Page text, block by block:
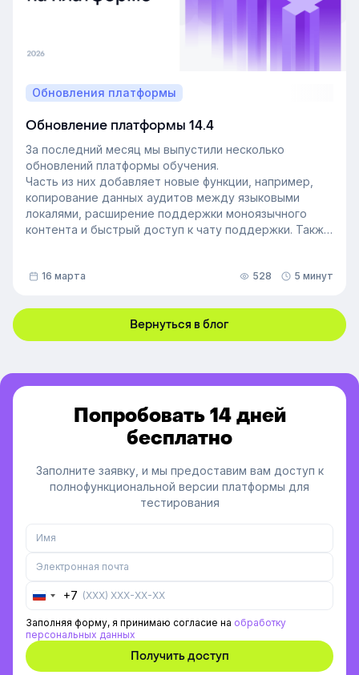
Обновления платформы
Обновление платформы 14.4
За последний месяц мы выпустили несколько
обновлений платформы обучения.
Часть из них добавляет новые функции, например,
копирование данных аудитов между языковыми
локалями, расширение поддержки моноязычного
контента и быстрый доступ к чату поддержки. Также
доступов, добавили фильтрацию данных по точному
платформы.
16 марта 528 5 минут
Вернуться в блог
Попробовать 14 дней
бесплатно
Заполните заявку, и мы предоставим вам доступ к
полнофункциональной версии платформы для
тестирования
Russia
+7
Заполняя форму, я принимаю согласие на обработку
персональных данных